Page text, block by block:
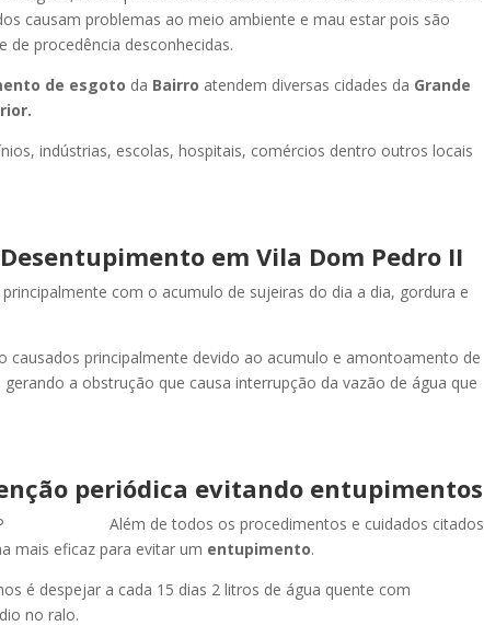
causam problemas ao meio ambiente e mau estar pois são
procedência desconhecidas.
de esgoto da Bairro atendem diversas cidades da Grande
indústrias, escolas, hospitais, comércios dentro outros locais
em Vila Dom Pedro II
com o acumulo de sujeiras do dia a dia, gordura e
causados principalmente devido ao acumulo e amontoamento de
a obstrução que causa interrupção da vazão de água que
periódica evitando entupimentos
Além de todos os procedimentos e cuidados citados
mais eficaz para evitar um entupimento.
é despejar a cada 15 dias 2 litros de água quente com
no ralo.